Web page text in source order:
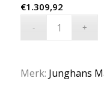
€1.309,92
Merk: Junghans